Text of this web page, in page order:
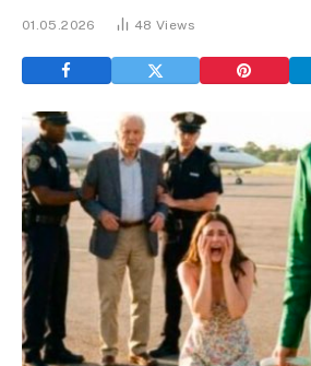
01.05.2026 48Views